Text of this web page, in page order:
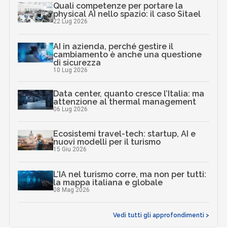
Quali competenze per portare la
physical AI nello spazio: il caso Sitael
22 Lug 2026
AI in azienda, perché gestire il
cambiamento è anche una questione
di sicurezza
10 Lug 2026
Data center, quanto cresce l’Italia: ma
attenzione al thermal management
06 Lug 2026
Ecosistemi travel-tech: startup, AI e
nuovi modelli per il turismo
15 Giu 2026
L’IA nel turismo corre, ma non per tutti:
la mappa italiana e globale
08 Mag 2026
Vedi tutti gli approfondimenti >